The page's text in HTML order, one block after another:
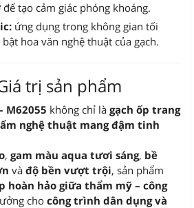
tạo cảm giác phóng khoáng.
ứng dụng trong không gian tối
hoa văn nghệ thuật của gạch.
trị sản phẩm
M62055 không chỉ là gạch ốp trang
nghệ thuật mang đậm tinh
, gam màu aqua tươi sáng, bề
và độ bền vượt trội, sản phẩm
hoàn hảo giữa thẩm mỹ – công
cho công trình dân dụng và